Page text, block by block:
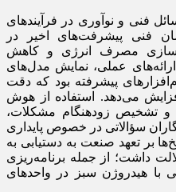
تا ۱۰:۳۰) به «مسائل فنی و نوآوری در فرآیندهای
فنی پیشرفت‌های اخیر در
مصرف انرژی و کاهش
عملی، نمایش مدل‌های
پیشرفته بود که دقت
را تا ۹۵ درصد افزایش می‌دهد. استفاده از هوش
و تشخیص زودهنگام مشکلات،
سؤالاتی در خصوص پایداری
بر تعهد صنعت به دستیابی به
کربن‌صفر تا سال ۱۴۱۰ دلالت داشت؛ از جمله برنامه‌ریزی
با هیدروژن سبز در واحدهای